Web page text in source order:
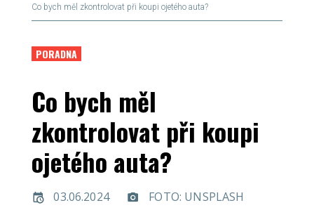
Co bych měl zkontrolovat při koupi ojetého auta?
PORADNA
Co bych měl
zkontrolovat při koupi
ojetého auta?
03.06.2024 FOTO: UNSPLASH